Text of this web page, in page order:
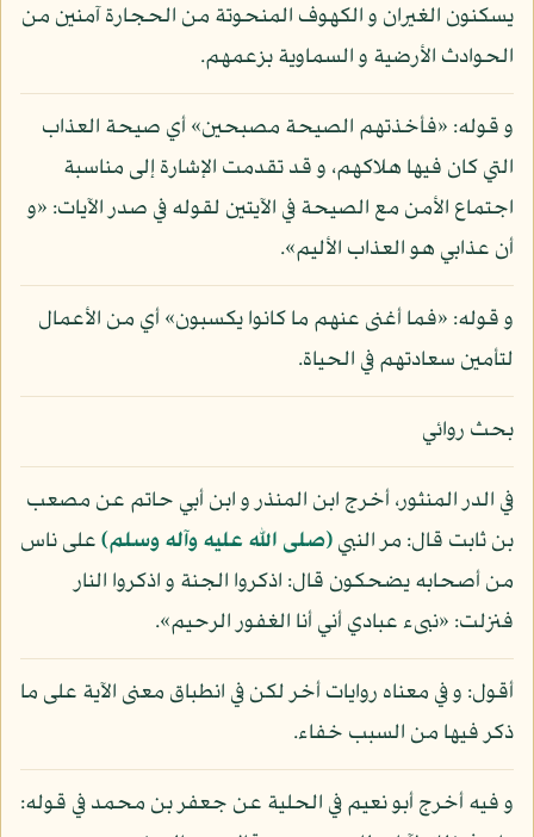
يسكنون الغيران و الكهوف المنحوتة من الحجارة آمنين من
الحوادث الأرضية و السماوية بزعمهم.
و قوله: «فأخذتهم الصيحة مصبحين» أي صيحة العذاب
التي كان فيها هلاكهم، و قد تقدمت الإشارة إلى مناسبة
اجتماع الأمن مع الصيحة في الآيتين لقوله في صدر الآيات: «و
أن عذابي هو العذاب الأليم».
و قوله: «فما أغنى عنهم ما كانوا يكسبون» أي من الأعمال
لتأمين سعادتهم في الحياة.
بحث روائي
في الدر المنثور، أخرج ابن المنذر و ابن أبي حاتم عن مصعب
بن ثابت قال: مر النبي(صلى الله عليه وآله وسلم)على ناس
من أصحابه يضحكون قال: اذكروا الجنة و اذكروا النار
فنزلت: «نبىء عبادي أني أنا الغفور الرحيم».
أقول: و في معناه روايات أخر لكن في انطباق معنى الآية على ما
ذكر فيها من السبب خفاء.
و فيه أخرج أبو نعيم في الحلية عن جعفر بن محمد في قوله: